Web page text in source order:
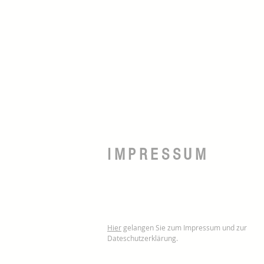
IMPRESSUM
Hier gelangen Sie zum Impressum und zur
Dateschutzerklärung.